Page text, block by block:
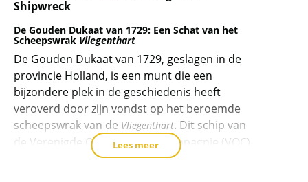
dit
product
toe
te
voegen
Shipwreck
De Gouden Dukaat van 1729: Een Schat van het
Scheepswrak Vliegenthart
De Gouden Dukaat van 1729, geslagen in de
provincie Holland, is een munt die een
bijzondere plek in de geschiedenis heeft
veroverd door zijn vondst op het beroemde
scheepswrak van de Vliegenthart. Dit schip van
de Verenigde Oost-Indische Compagnie (VOC)
verging in 1735, slechts enkele uren nadat het
Lees meer